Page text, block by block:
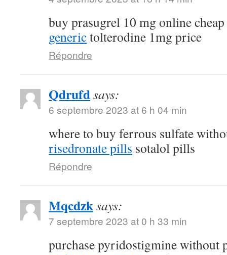
buy prasugrel 10 mg online cheap
generictolterodine 1mg price
Répondre
Qdrufdsays:
6 septembre 2023 at 6 h 04 min
where to buy ferrous sulfate
risedronate pills sotalol pills
Répondre
Mqcdzksays:
7 septembre 2023 at 0 h 33 min
purchase pyridostigmine without